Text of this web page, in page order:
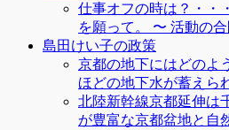
仕事オフの時は？・・
を願って。 〜 活動の
島田けい子の政策
京都の地下にはどのよ
ほどの地下水が蓄えら
北陸新幹線京都延伸
が豊富な京都盆地と自